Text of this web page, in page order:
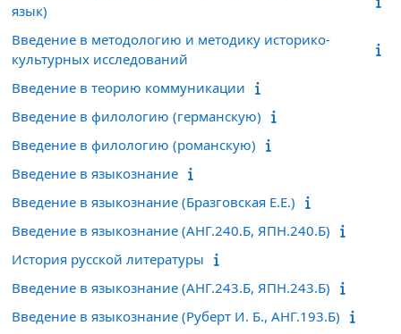
язык)
Введение в методологию и методику историко-
культурных исследований
Введение в теорию коммуникации
Введение в филологию (германскую)
Введение в филологию (романскую)
Введение в языкознание
Введение в языкознание (Бразговская Е.Е.)
Введение в языкознание (АНГ.240.Б, ЯПН.240.Б)
История русской литературы
Введение в языкознание (АНГ.243.Б, ЯПН.243.Б)
Введение в языкознание (Руберт И. Б., АНГ.193.Б)